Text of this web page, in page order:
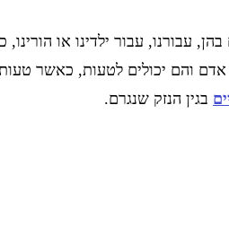
עבורנו, עבור ילדינו או
והם יכולים לטעות, כאשר
בגין הנזק שנגרם.